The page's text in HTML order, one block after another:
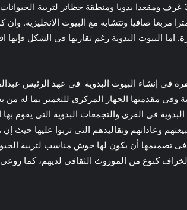
عبارة عن طابق أرضى قابل للتعلية يضم 3 غرف ومقعدا بدويا ومنطقة حظائر
وتبلغ مساحة البيت الواحد 90 مترا مربعا صافيا وتتشابه مع البيوت
اما البيوت البدوية رغم تقاربها فى الشكل
إنشاء البيوت البدوية فى عهد الرئيس
المعنية وفى مقدمتها الجهاز المركزى للتعمير بما
البدوية فى القرى والتجمعات البدوية التى يقوم
وعاداتهم وتقاليدهم التى تربوا عليها حيث
تصميمها أن يكون لها حوش مناسب لتربية
كنوع من الموروث الثقافى لديهم، كما